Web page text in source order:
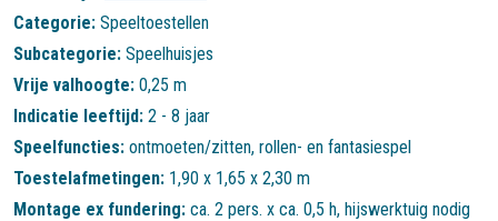
Categorie: Speeltoestellen
Subcategorie: Speelhuisjes
Vrije valhoogte: 0,25 m
Indicatie leeftijd: 2 - 8 jaar
Speelfuncties: ontmoeten/zitten, rollen- en fantasiespel
Toestelafmetingen: 1,90 x 1,65 x 2,30 m
Montage ex fundering: ca. 2 pers. x ca. 0,5 h, hijswerktuig nodig